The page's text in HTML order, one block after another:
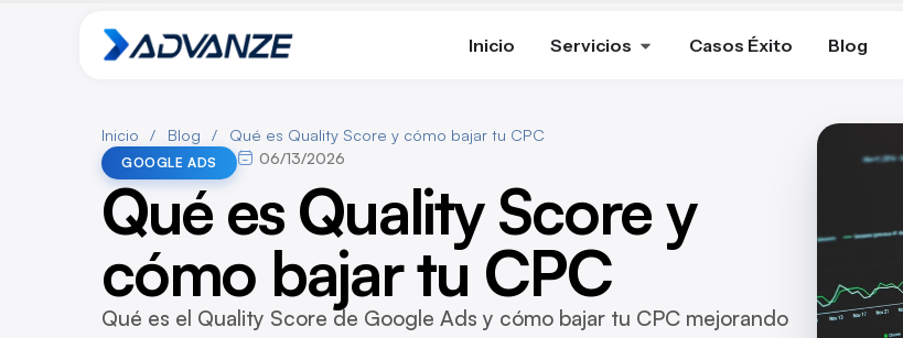
Inicio Servicios Casos Éxito Blog
Inicio / Blog / Qué es Quality Score y cómo bajar tu CPC
GOOGLE ADS 06/13/2026
Qué es Quality Score y
cómo bajar tu CPC
Qué es el Quality Score de Google Ads y cómo bajar tu CPC mejorando